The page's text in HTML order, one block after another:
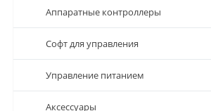
Аппаратные контроллеры
Софт для управления
Управление питанием
Аксессуары